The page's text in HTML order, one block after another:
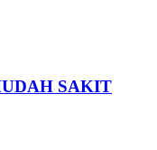
SAKIT